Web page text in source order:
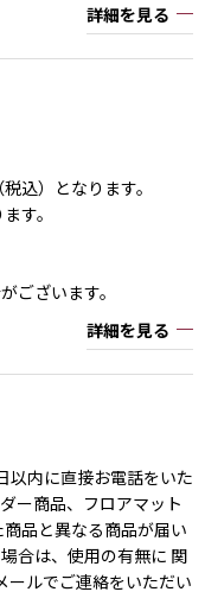
詳細を見る
込）となります。
す。
ございます。
詳細を見る
以内に直接お電話をいた
ー商品、フロアマット
品と異なる商品が届い
合は、使用の有無に 関
ールでご連絡をいただい